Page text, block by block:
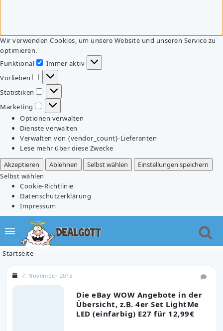
Wir verwenden Cookies, um unsere Website und unseren Service zu
optimieren.
Funktional
Funktional
Immer aktiv
Vorlieben
Vorlieben
Statistiken
Statistiken
Marketing
Marketing
Optionen verwalten
Dienste verwalten
Verwalten von {vendor_count}-Lieferanten
Lese mehr über diese Zwecke
Akzeptieren
Ablehnen Selbst wählen
Einstellungen speichern
Selbst wählen
Cookie-Richtlinie
Datenschutzerklärung
Impressum
Startseite
Die eBay WOW Angebote in der
Übersicht, z.B. 4er Set LightMe
LED (einfarbig) E27 für 12,99€
7. November 2015